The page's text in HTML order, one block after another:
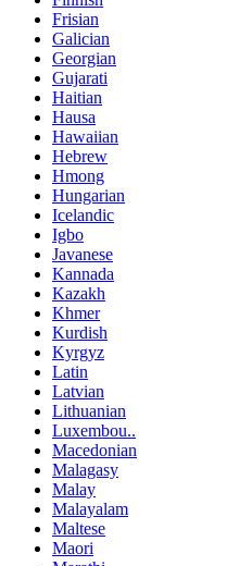
Frisian
Galician
Georgian
Gujarati
Haitian
Hausa
Hawaiian
Hebrew
Hmong
Hungarian
Icelandic
Igbo
Javanese
Kannada
Kazakh
Khmer
Kurdish
Kyrgyz
Latin
Latvian
Lithuanian
Luxembou..
Macedonian
Malagasy
Malay
Malayalam
Maltese
Maori